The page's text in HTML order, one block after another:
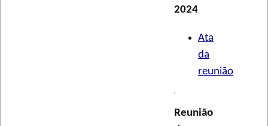
2024
Ata
da
reunião
Reunião